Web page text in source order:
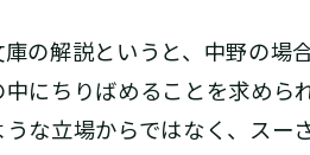
の解説というと、中野の場
中にちりばめることを求めら
うな立場からではなく、スー